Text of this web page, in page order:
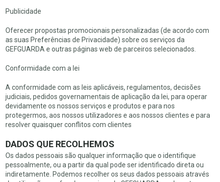
Publicidade
Oferecer propostas promocionais personalizadas (de acordo com
as suas Preferências de Privacidade) sobre os serviços da
GEFGUARDA e outras páginas web de parceiros selecionados.
Conformidade com a lei
A conformidade com as leis aplicáveis, regulamentos, decisões
judiciais, pedidos governamentais de aplicação da lei, para operar
devidamente os nossos serviços e produtos e para nos
protegermos, aos nossos utilizadores e aos nossos clientes e para
resolver quaisquer conflitos com clientes
DADOS QUE RECOLHEMOS
Os dados pessoais são qualquer informação que o identifique
pessoalmente, ou a partir da qual pode ser identificado direta ou
indiretamente. Podemos recolher os seus dados pessoais através